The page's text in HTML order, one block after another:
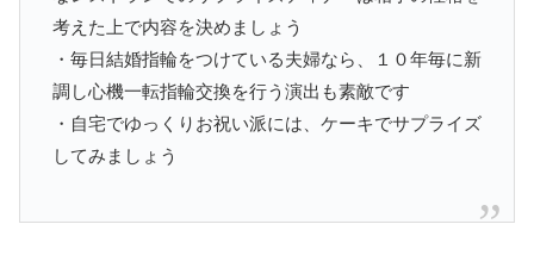
考えた上で内容を決めましょう
・毎日結婚指輪をつけている夫婦なら、１０年毎に新
調し心機一転指輪交換を行う演出も素敵です
・自宅でゆっくりお祝い派には、ケーキでサプライズ
してみましょう